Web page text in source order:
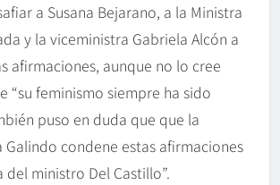
a Susana Bejarano, a la Ministra
y la viceministra Gabriela Alcón a
afirmaciones, aunque no lo cree
“su feminismo siempre ha sido
puso en duda que que la
Galindo condene estas afirmaciones
del ministro Del Castillo”.